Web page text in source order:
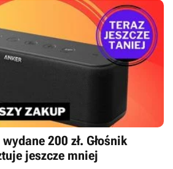
200 zł. Głośnik
jeszcze mniej